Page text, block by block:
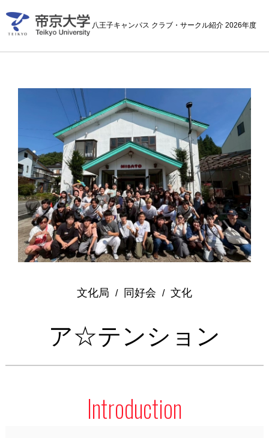
八王子キャンパス クラブ・サークル紹介 2026年度
文化局 / 同好会 / 文化
ア☆テンション
Introduction